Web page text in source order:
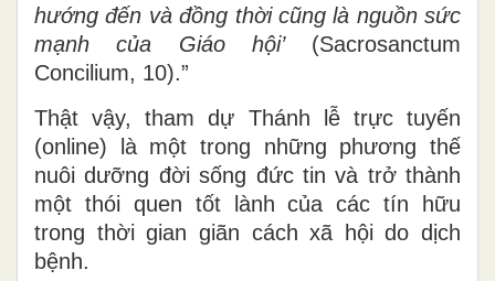
hướng đến và đồng thời cũng là nguồn sức
mạnh của Giáo hội’(Sacrosanctum
Concilium, 10).”
Thật vậy, tham dự Thánh lễ trực tuyến
(online) là một trong những phương thế
nuôi dưỡng đời sống đức tin và trở thành
một thói quen tốt lành của các tín hữu
trong thời gian giãn cách xã hội do dịch
bệnh.